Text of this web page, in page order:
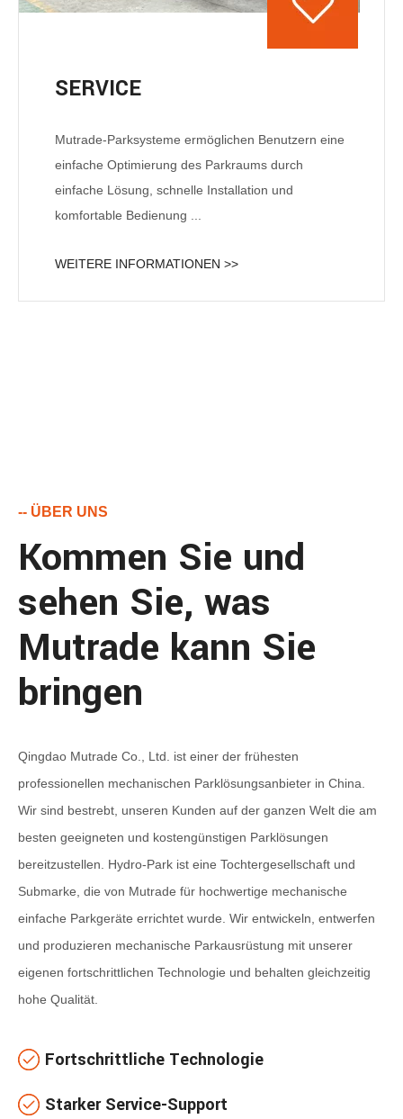
SERVICE
Mutrade-Parksysteme ermöglichen Benutzern eine
einfache Optimierung des Parkraums durch
einfache Lösung, schnelle Installation und
komfortable Bedienung ...
WEITERE INFORMATIONEN >>
-- ÜBER UNS
Kommen Sie und
sehen Sie, was
Mutrade kann Sie
bringen
Qingdao Mutrade Co., Ltd. ist einer der frühesten
professionellen mechanischen Parklösungsanbieter in China.
Wir sind bestrebt, unseren Kunden auf der ganzen Welt die am
besten geeigneten und kostengünstigen Parklösungen
bereitzustellen. Hydro-Park ist eine Tochtergesellschaft und
Submarke, die von Mutrade für hochwertige mechanische
einfache Parkgeräte errichtet wurde. Wir entwickeln, entwerfen
und produzieren mechanische Parkausrüstung mit unserer
eigenen fortschrittlichen Technologie und behalten gleichzeitig
hohe Qualität.
Fortschrittliche Technologie
Starker Service-Support